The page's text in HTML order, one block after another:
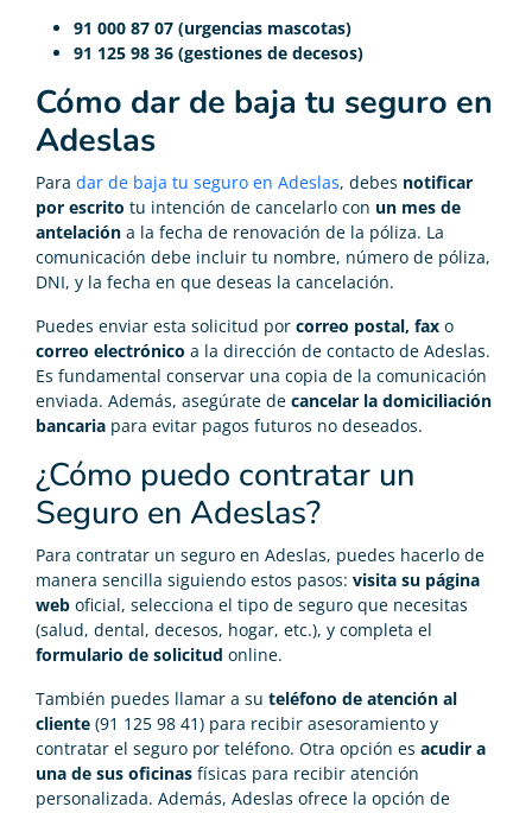
91 000 87 07 (urgencias mascotas)
91 125 98 36 (gestiones de decesos)
Cómo dar de baja tu seguro en
Adeslas
Para dar de baja tu seguro en Adeslas, debes notificar
por escrito tu intención de cancelarlo con un mes de
antelación a la fecha de renovación de la póliza. La
comunicación debe incluir tu nombre, número de póliza,
DNI, y la fecha en que deseas la cancelación.
Puedes enviar esta solicitud por correo postal, fax o
correo electrónico a la dirección de contacto de Adeslas.
Es fundamental conservar una copia de la comunicación
enviada. Además, asegúrate de cancelar la domiciliación
bancaria para evitar pagos futuros no deseados.
¿Cómo puedo contratar un
Seguro en Adeslas?
Para contratar un seguro en Adeslas, puedes hacerlo de
manera sencilla siguiendo estos pasos: visita su página
web oficial, selecciona el tipo de seguro que necesitas
(salud, dental, decesos, hogar, etc.), y completa el
formulario de solicitud online.
También puedes llamar a su teléfono de atención al
cliente (91 125 98 41) para recibir asesoramiento y
contratar el seguro por teléfono. Otra opción es acudir a
una de sus oficinas físicas para recibir atención
personalizada. Además, Adeslas ofrece la opción de